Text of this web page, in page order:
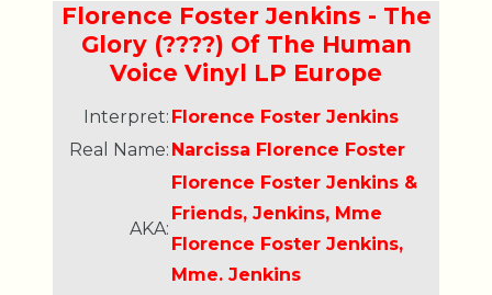
Florence Foster Jenkins - The
Glory (????) Of The Human
Voice Vinyl LP Europe
Interpret: Florence Foster Jenkins
Real Name: Narcissa Florence Foster
AKA:
Florence Foster Jenkins &
Friends, Jenkins, Mme
Florence Foster Jenkins,
Mme. Jenkins